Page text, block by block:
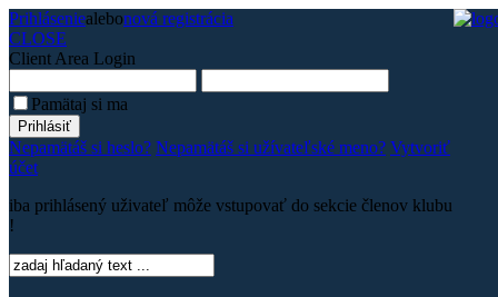
Prihláseniealebonová registrácia
CLOSE
Client Area Login
Pamätaj si ma
Nepamätáš si heslo? Nepamätáš si užívateľské meno? Vytvoriť
účet
iba prihlásený uživateľ môže vstupovať do sekcie členov klubu
!